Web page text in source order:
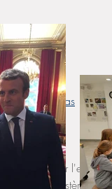
les-agendas
et réguler
du ministère de